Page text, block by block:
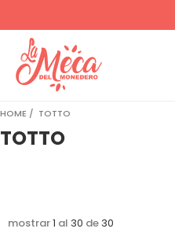
HOME TOTTO
TOTTO
mostrar1 al 30 de 30